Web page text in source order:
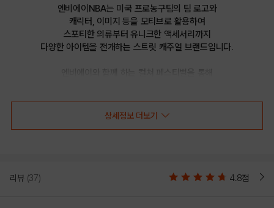
엔비에이NBA는 미국 프로농구팀의 팀 로고와
캐릭터, 이미지 등을 모티브로 활용하여
스포티한 의류부터 유니크한 액세서리까지
다양한 아이템을 전개하는 스트릿 캐주얼 브랜드입니다.
상세정보 더보기
리뷰 (37) 4.8점